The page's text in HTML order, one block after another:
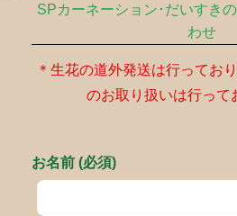
SPカーネーション･だいすき
わせ
＊生花の道外発送は行って
のお取り扱いは行って
お名前 (必須)